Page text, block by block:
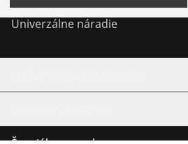
Univerzálne náradie